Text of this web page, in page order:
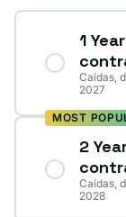
1
Caídas,
2027
MOST
2
Caídas,
2028